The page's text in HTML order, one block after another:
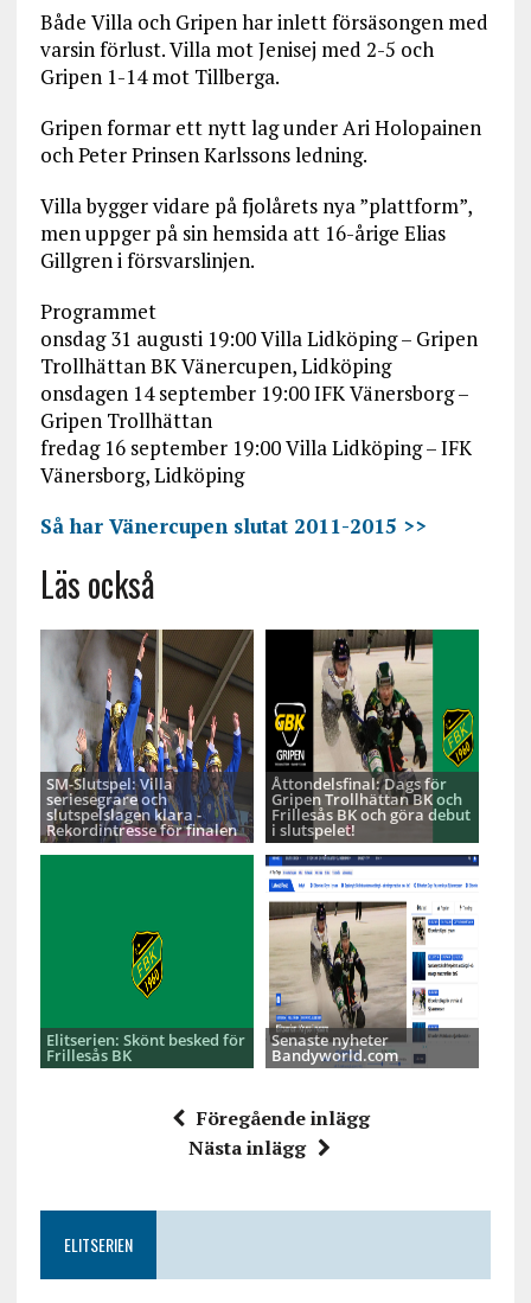
Både Villa och Gripen har inlett försäsongen med
varsin förlust. Villa mot Jenisej med 2-5 och
Gripen 1-14 mot Tillberga.
Gripen formar ett nytt lag under Ari Holopainen
och Peter Prinsen Karlssons ledning.
Villa bygger vidare på fjolårets nya ”plattform”,
men uppger på sin hemsida att 16-årige Elias
Gillgren i försvarslinjen.
Programmet
onsdag 31 augusti 19:00 Villa Lidköping – Gripen
Trollhättan BK Vänercupen, Lidköping
onsdagen 14 september 19:00 IFK Vänersborg –
Gripen Trollhättan
fredag 16 september 19:00 Villa Lidköping – IFK
Vänersborg, Lidköping
Så har Vänercupen slutat 2011-2015 >>
Läs också
SM-Slutspel: Villa
seriesegrare och
slutspelslagen klara -
Rekordintresse för finalen
Åttondelsfinal: Dags för
Gripen Trollhättan BK och
Frillesås BK och göra debut
i slutspelet!
Elitserien: Skönt besked för
Frillesås BK
Senaste nyheter
Bandyworld.com
Föregående inlägg
Nästa inlägg
ELITSERIEN